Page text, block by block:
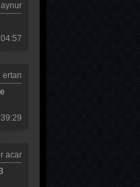
aynur
ertan
acar